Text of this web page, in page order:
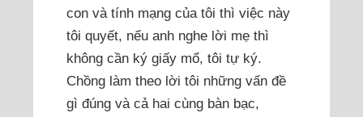
con và tính mạng của tôi thì việc này
tôi quyết, nếu anh nghe lời mẹ thì
không cần ký giấy mổ, tôi tự ký.
Chồng làm theo lời tôi những vấn đề
gì đúng và cả hai cùng bàn bạc,